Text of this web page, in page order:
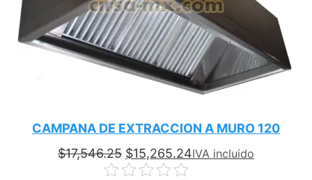
CAMPANA DE EXTRACCION A MURO 120
$17,546.25 Original
price
$15,265.24Current
IVA incluido